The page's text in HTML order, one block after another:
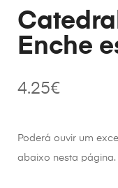
Enche
4.25€
Poderá ouvir um
abaixo nesta página.